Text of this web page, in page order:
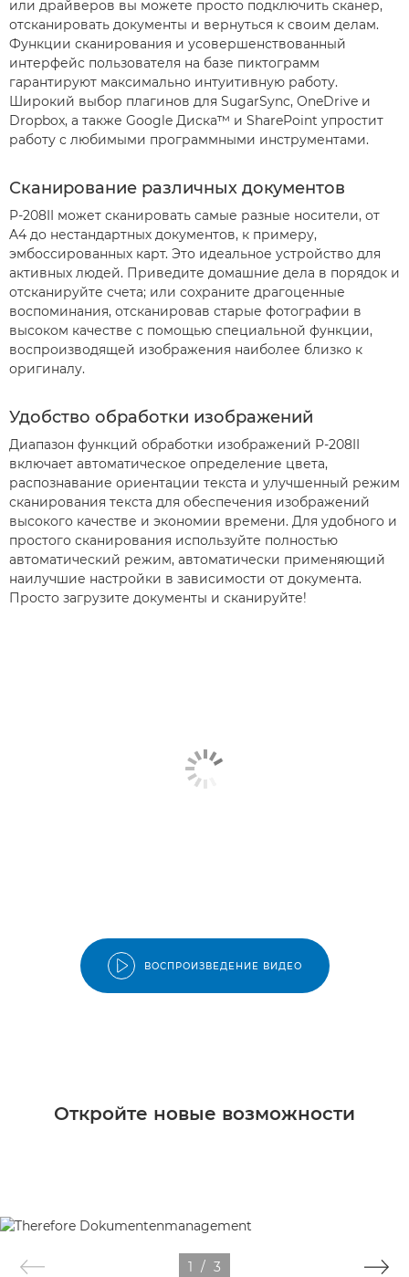
или драйверов вы можете просто подключить сканер,
отсканировать документы и вернуться к своим делам.
Функции сканирования и усовершенствованный
интерфейс пользователя на базе пиктограмм
гарантируют максимально интуитивную работу.
Широкий выбор плагинов для SugarSync, OneDrive и
Dropbox, а также Google Диска™ и SharePoint упростит
работу с любимыми программными инструментами.
Сканирование различных документов
P-208II может сканировать самые разные носители, от
A4 до нестандартных документов, к примеру,
эмбоссированных карт. Это идеальное устройство для
активных людей. Приведите домашние дела в порядок и
отсканируйте счета; или сохраните драгоценные
воспоминания, отсканировав старые фотографии в
высоком качестве с помощью специальной функции,
воспроизводящей изображения наиболее близко к
оригиналу.
Удобство обработки изображений
Диапазон функций обработки изображений P-208II
включает автоматическое определение цвета,
распознавание ориентации текста и улучшенный режим
сканирования текста для обеспечения изображений
высокого качестве и экономии времени. Для удобного и
простого сканирования используйте полностью
автоматический режим, автоматически применяющий
наилучшие настройки в зависимости от документа.
Просто загрузите документы и сканируйте!
ВОСПРОИЗВЕДЕНИЕ ВИДЕО
Откройте новые возможности
1 / 3